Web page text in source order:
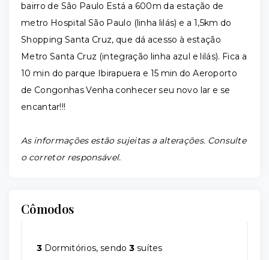
bairro de São Paulo Está a 600m da estação de
metro Hospital São Paulo (linha lilás) e a 1,5km do
Shopping Santa Cruz, que dá acesso à estação
Metro Santa Cruz (integração linha azul e lilás). Fica a
10 min do parque Ibirapuera e 15 min do Aeroporto
de Congonhas Venha conhecer seu novo lar e se
encantar!!!
As informações estão sujeitas a alterações. Consulte
o corretor responsável.
Cômodos
3 Dormitórios, sendo3 suítes